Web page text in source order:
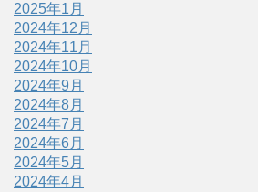
2025年1月
2024年12月
2024年11月
2024年10月
2024年9月
2024年8月
2024年7月
2024年6月
2024年5月
2024年4月